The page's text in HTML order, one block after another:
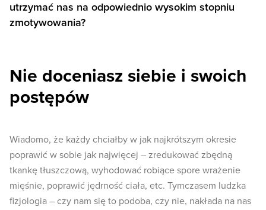
utrzymać nas na odpowiednio wysokim stopniu
zmotywowania?
Nie doceniasz siebie i swoich
postępów
Wiadomo, że każdy chciałby w jak najkrótszym okresie
poprawić w sobie jak najwięcej – zredukować zbędną
tkankę tłuszczową, wyhodować robiące spore wrażenie
mięśnie, poprawić jędrność ciała, etc. Tymczasem ludzka
fizjologia – czy nam się to podoba, czy nie, nakłada na nas